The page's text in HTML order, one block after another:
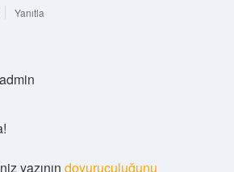
Yanıtla
admin
yazının doyuruculuğunu